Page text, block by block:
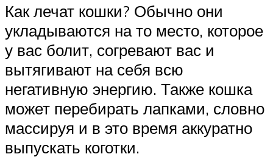
Как лечат кошки? Обычно они
укладываются на то место, которое
у вас болит, согревают вас и
вытягивают на себя всю
негативную энергию. Также кошка
может перебирать лапками, словно
массируя и в это время аккуратно
выпускать коготки.